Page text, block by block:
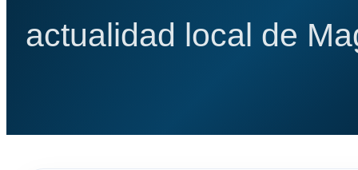
actualidad local de